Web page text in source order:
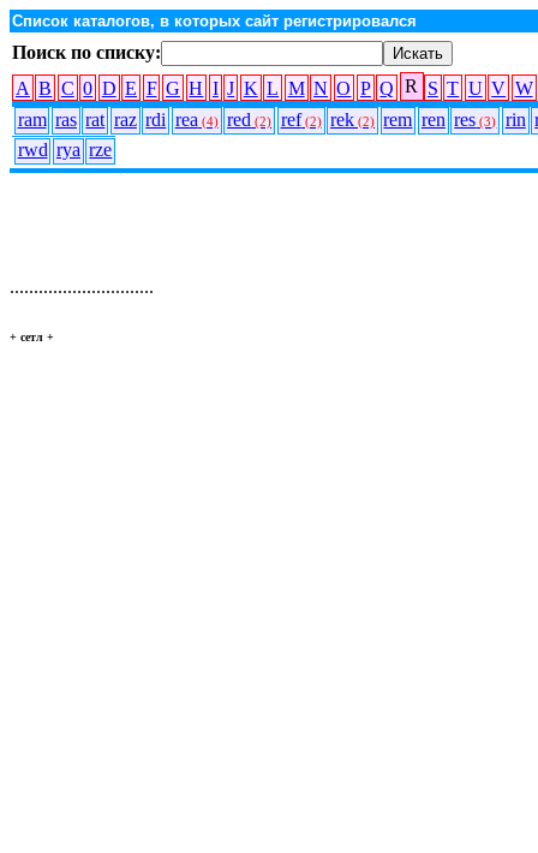
Список каталогов, в которых сайт регистрировался
Поиск по списку:
A B C 0 D E F G H I J K L M N O P Q R S T U V W
ram ras rat raz rdi rea (4) red (2) ref(2) rek (2) rem ren res (3) rin
rwd rya rze
..............................
+ сетл +